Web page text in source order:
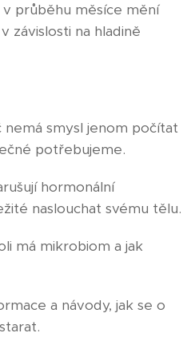
průběhu měsíce mění
závislosti na hladině
smysl jenom počítat
potřebujeme.
hormonální
naslouchat svému tělu.
má mikrobiom a jak
a návody, jak se o